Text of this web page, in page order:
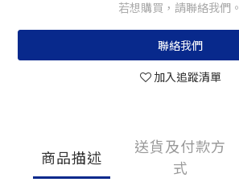
若想購買，請聯絡我們。
聯絡我們
加入追蹤清單
商品描述
送貨及付款方
式